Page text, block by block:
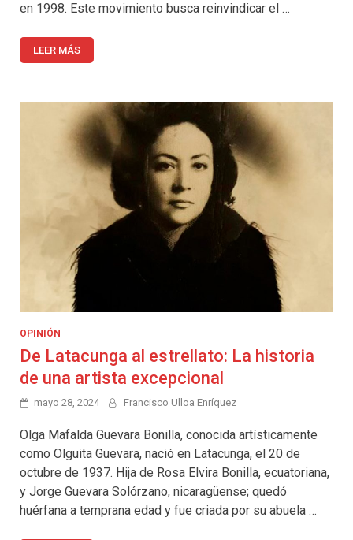
en 1998. Este movimiento busca reinvindicar el …
LEER MÁS
OPINIÓN
De Latacunga al estrellato: La historia
de una artista excepcional
mayo 28, 2024 Francisco Ulloa Enríquez
Olga Mafalda Guevara Bonilla, conocida artísticamente
como Olguita Guevara, nació en Latacunga, el 20 de
octubre de 1937. Hija de Rosa Elvira Bonilla, ecuatoriana,
y Jorge Guevara Solórzano, nicaragüense; quedó
huérfana a temprana edad y fue criada por su abuela …